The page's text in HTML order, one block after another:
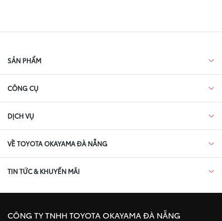
SẢN PHẨM
CÔNG CỤ
DỊCH VỤ
VỀ TOYOTA OKAYAMA ĐÀ NẴNG
TIN TỨC & KHUYẾN MÃI
CÔNG TY TNHH TOYOTA OKAYAMA ĐÀ NẴNG